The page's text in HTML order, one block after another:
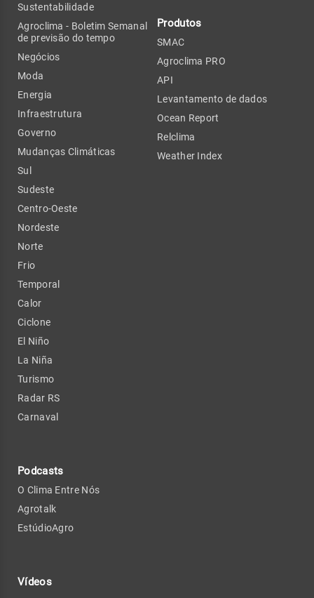
Sustentabilidade
Agroclima - Boletim Semanal
de previsão do tempo
Negócios
Moda
Energia
Infraestrutura
Governo
Mudanças Climáticas
Sul
Sudeste
Centro-Oeste
Nordeste
Norte
Frio
Temporal
Calor
Ciclone
El Niño
La Niña
Turismo
Radar RS
Carnaval
Podcasts
O Clima Entre Nós
Agrotalk
EstúdioAgro
Vídeos
Produtos
SMAC
Agroclima PRO
API
Levantamento de dados
Ocean Report
Relclima
Weather Index